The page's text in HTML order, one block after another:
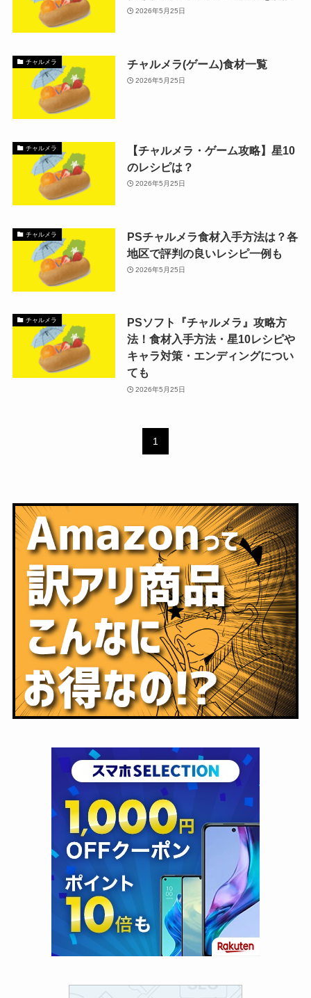
2026年5月25日
チャルメラ チャルメラ(ゲーム)食材一覧
2026年5月25日
チャルメラ
【チャルメラ・ゲーム攻略】星10
のレシピは？
2026年5月25日
チャルメラ
PSチャルメラ食材入手方法は？各
地区で評判の良いレシピ一例も
2026年5月25日
チャルメラ
PSソフト『チャルメラ』攻略方
法！食材入手方法・星10レシピや
キャラ対策・エンディングについ
ても
2026年5月25日
1